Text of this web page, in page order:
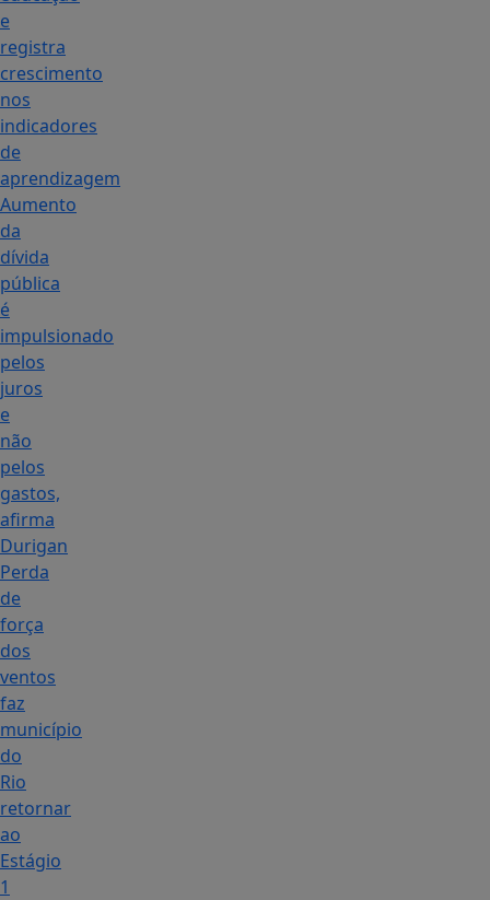
e
registra
crescimento
nos
indicadores
de
aprendizagem
Aumento
da
dívida
pública
é
impulsionado
pelos
juros
e
não
pelos
gastos,
afirma
Durigan
Perda
de
força
dos
ventos
faz
município
do
Rio
retornar
ao
Estágio
1